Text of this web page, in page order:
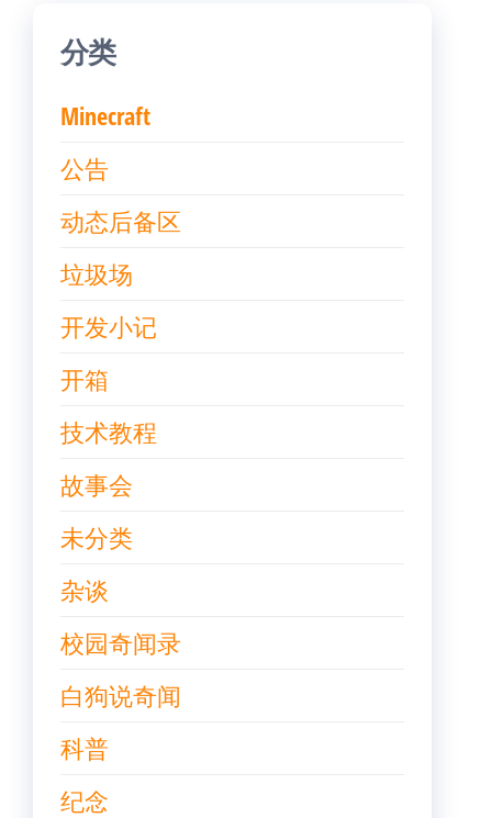
分类
Minecraft
公告
动态后备区
垃圾场
开发小记
开箱
技术教程
故事会
未分类
杂谈
校园奇闻录
白狗说奇闻
科普
纪念